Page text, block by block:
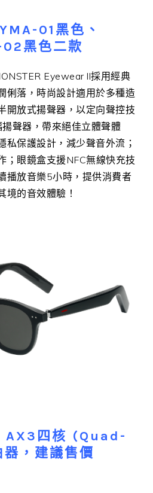
01黑色、
黑色二款
Eyewear ll採用經典
俐落，時尚設計適用於多種造
開放式揚聲器，以定向聲控技
聲器，帶來絕佳立體聲體
私保護設計，減少聲音外流；
；眼鏡盒支援NFC無線快充技
播放音樂5小時，提供消費者
境的音效體驗！
AX3四核 (Quad-
，建議售價